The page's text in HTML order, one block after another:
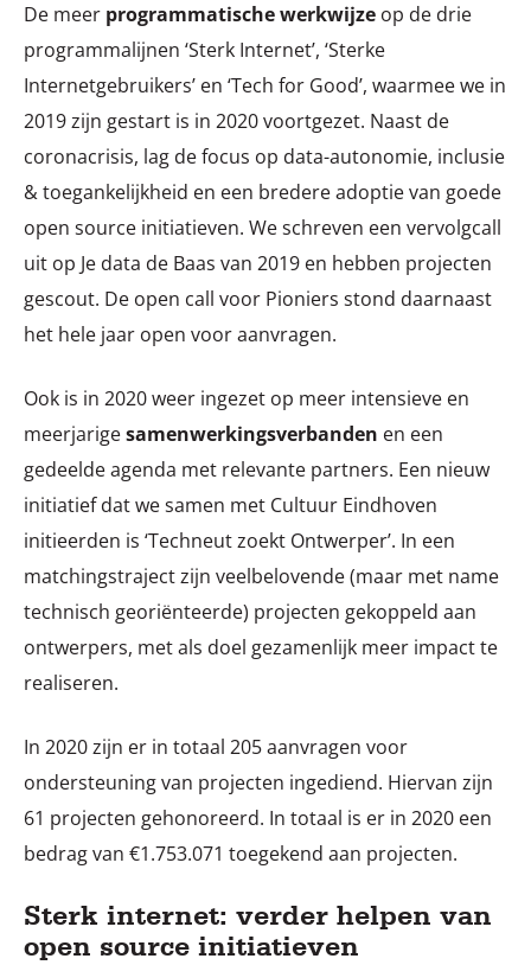
De meer programmatische werkwijze op de drie
programmalijnen ‘Sterk Internet’, ‘Sterke
Internetgebruikers’ en ‘Tech for Good’, waarmee we in
2019 zijn gestart is in 2020 voortgezet. Naast de
coronacrisis, lag de focus op data-autonomie, inclusie
& toegankelijkheid en een bredere adoptie van goede
open source initiatieven. We schreven een vervolgcall
uit op Je data de Baas van 2019 en hebben projecten
gescout. De open call voor Pioniers stond daarnaast
het hele jaar open voor aanvragen.
Ook is in 2020 weer ingezet op meer intensieve en
meerjarigesamenwerkingsverbanden en een
gedeelde agenda met relevante partners. Een nieuw
initiatief dat we samen met Cultuur Eindhoven
initieerden is ‘Techneut zoekt Ontwerper’. In een
matchingstraject zijn veelbelovende (maar met name
technisch georiënteerde) projecten gekoppeld aan
ontwerpers, met als doel gezamenlijk meer impact te
realiseren.
In 2020 zijn er in totaal 205 aanvragen voor
ondersteuning van projecten ingediend. Hiervan zijn
61 projecten gehonoreerd. In totaal is er in 2020 een
bedrag van €1.753.071 toegekend aan projecten.
Sterk internet: verder helpen van
open source initiatieven